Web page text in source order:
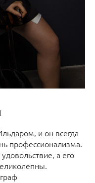
и он всегда
профессионализма.
а его